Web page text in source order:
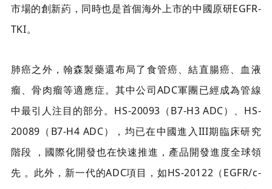
市場的創新葯，同時也是首個海外上市的中國原研EGFR-
TKI。
肺癌之外，翰森製藥還布局了食管癌、結直腸癌、血液
瘤、骨肉瘤等適應症。其中公司ADC軍團已經成為管線
中最引人注目的部分。HS-20093（B7-H3 ADC）、HS-
20089（B7-H4 ADC），均已在中國進入III期臨床研究
階段 ，國際化開發也在快速推進，產品開發進度全球領
先 。此外，新一代的ADC項目，如HS-20122（EGFR/c-